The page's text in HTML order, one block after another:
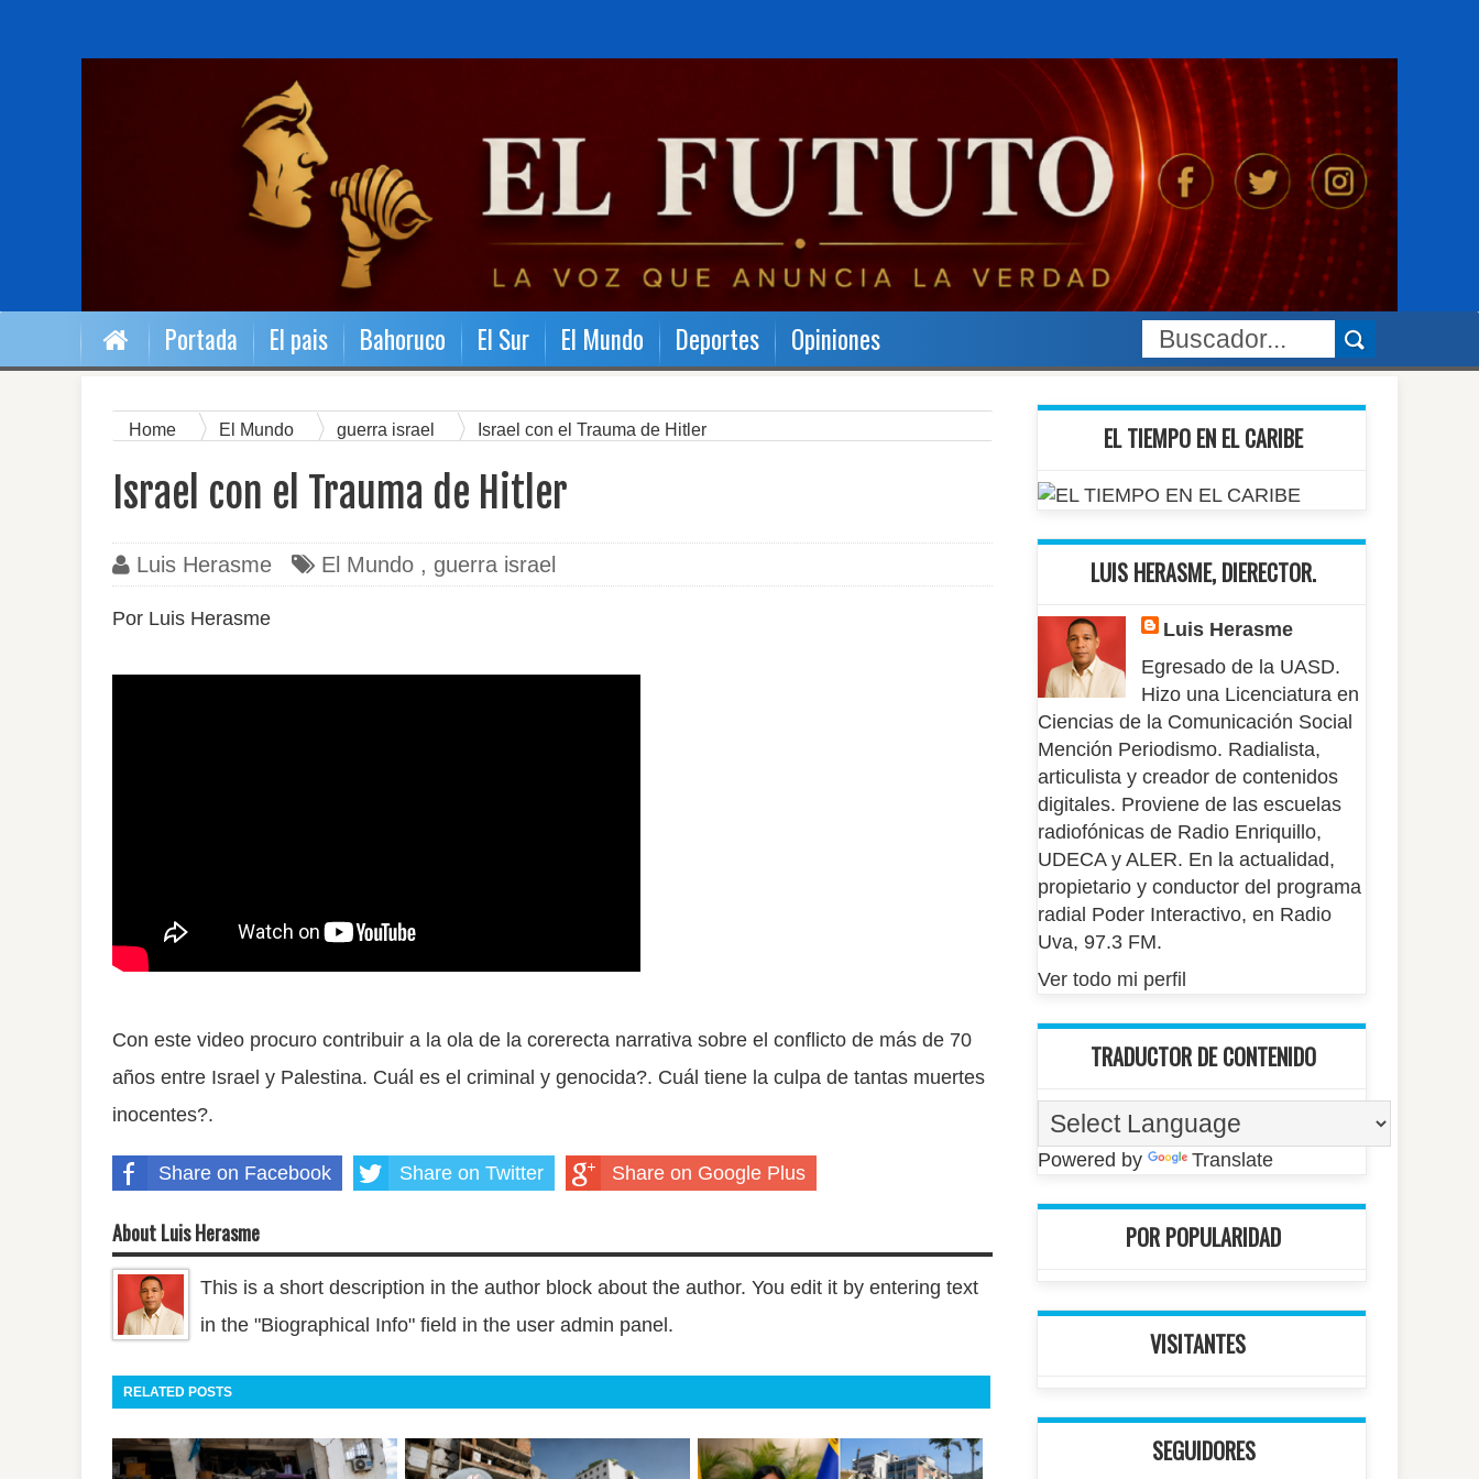
Portada El pais Bahoruco El Sur El Mundo Deportes Opiniones
Home El Mundo guerra israel Israel con el Trauma de Hitler
Israel con el Trauma de Hitler
Luis Herasme El Mundo , guerra israel
Por Luis Herasme
Con este video procuro contribuir a la ola de la corerecta narrativa sobre el conflicto de más de 70
años entre Israel y Palestina. Cuál es el criminal y genocida?. Cuál tiene la culpa de tantas muertes
inocentes?.
Share on Facebook Share on Twitter Share on Google Plus
About Luis Herasme
This is a short description in the author block about the author. You edit it by entering text
in the "Biographical Info" field in the user admin panel.
RELATED POSTS
EL TIEMPO EN EL CARIBE
LUIS HERASME, DIERECTOR.
Luis Herasme
Egresado de la UASD.
Hizo una Licenciatura en
Ciencias de la Comunicación Social
Mención Periodismo. Radialista,
articulista y creador de contenidos
digitales. Proviene de las escuelas
radiofónicas de Radio Enriquillo,
UDECA y ALER. En la actualidad,
propietario y conductor del programa
radial Poder Interactivo, en Radio
Uva, 97.3 FM.
Ver todo mi perfil
TRADUCTOR DE CONTENIDO
Powered by Translate
POR POPULARIDAD
VISITANTES
SEGUIDORES